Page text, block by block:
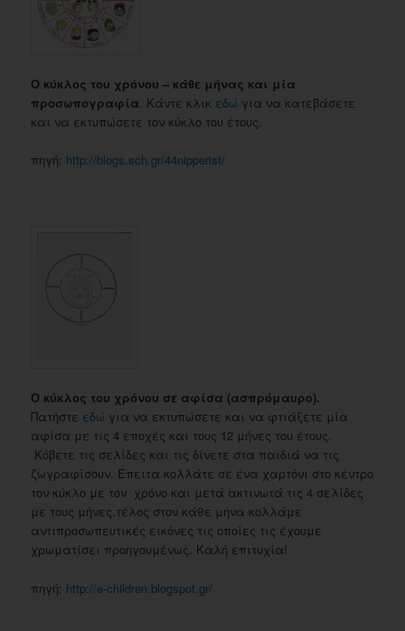
Ο κύκλος του χρόνου – κάθε μήνας και μία
προσωπογραφία. Κάντε κλικ εδώ για να κατεβάσετε
και να εκτυπώσετε τον κύκλο του έτους.
πηγή: http://blogs.sch.gr/44nipperist/
Ο κύκλος του χρόνου σε αφίσα (ασπρόμαυρο).
Πατήστε εδώ για να εκτυπώσετε και να φτιάξετε μία
αφίσα με τις 4 εποχές και τους 12 μήνες του έτους.
Κόβετε τις σελίδες και τις δίνετε στα παιδιά να τις
ζωγραφίσουν. Έπειτα κολλάτε σε ένα χαρτόνι στο κέντρο
τον κύκλο με τον χρόνο και μετά ακτινωτά τις 4 σελίδες
με τους μήνες.τέλος στον κάθε μήνα κολλάμε
αντιπροσωπευτικές εικόνες τις οποίες τις έχουμε
χρωματίσει προηγουμένως. Καλή επιτυχία!
πηγή: http://e-children.blogspot.gr/